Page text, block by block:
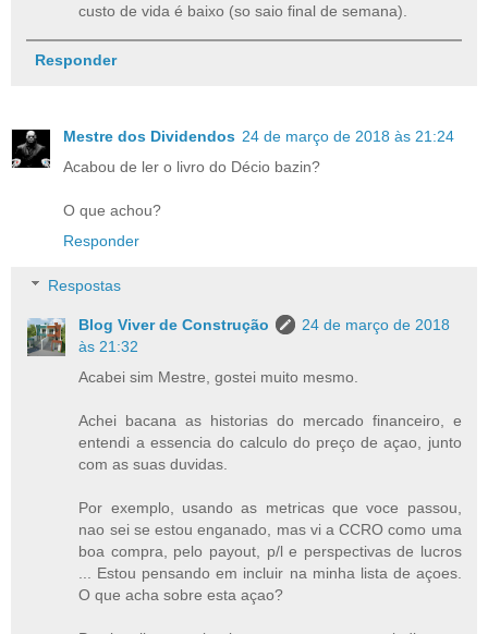
custo de vida é baixo (so saio final de semana).
Responder
Mestre dos Dividendos 24 de março de 2018 às 21:24
Acabou de ler o livro do Décio bazin?
O que achou?
Responder
Respostas
Blog Viver de Construção
24 de março de 2018
às 21:32
Acabei sim Mestre, gostei muito mesmo.
Achei bacana as historias do mercado financeiro, e
entendi a essencia do calculo do preço de açao, junto
com as suas duvidas.
Por exemplo, usando as metricas que voce passou,
nao sei se estou enganado, mas vi a CCRO como uma
boa compra, pelo payout, p/l e perspectivas de lucros
... Estou pensando em incluir na minha lista de açoes.
O que acha sobre esta açao?